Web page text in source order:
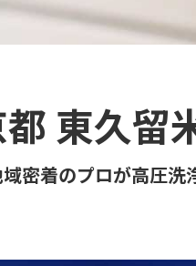
東久留
密着のプロが高圧洗